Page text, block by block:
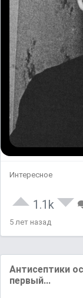
Интересное
1.1k
5 лет назад
Антисептики
первый...